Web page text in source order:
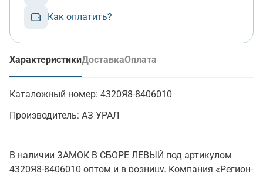
Как оплатить?
Характеристики
(активная вкладка)
ДоставкаОплата
Каталожный номер: 4320Я8-8406010
Производитель: АЗ УРАЛ
В наличии ЗАМОК В СБОРЕ ЛЕВЫЙ под артикулом
4320Я8-8406010 оптом и в розницу. Компания «Регион-